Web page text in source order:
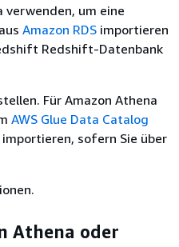
verwenden, um eine
Amazon RDS importieren
Redshift-Datenbank
Für Amazon Athena
AWS Glue Data Catalog
importieren, sofern Sie über
Athena oder